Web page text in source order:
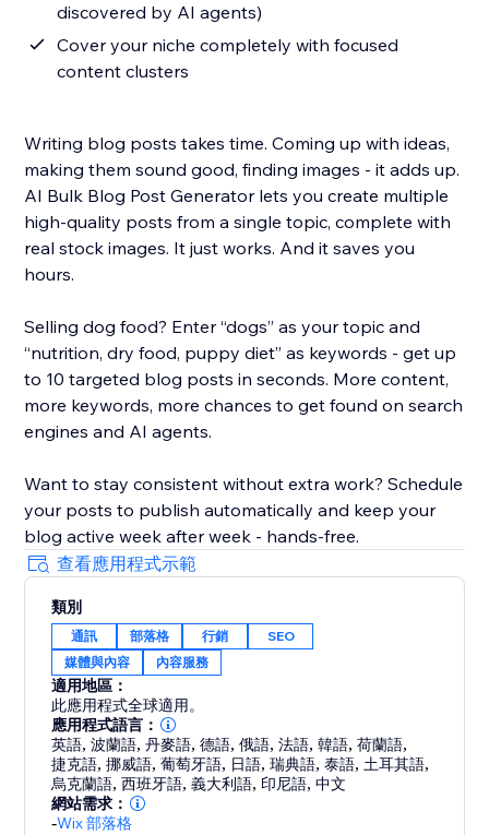
discovered by AI agents)
Cover your niche completely with focused
content clusters
Writing blog posts takes time. Coming up with ideas,
making them sound good, finding images - it adds up.
AI Bulk Blog Post Generator lets you create multiple
high-quality posts from a single topic, complete with
real stock images. It just works. And it saves you
hours.
Selling dog food? Enter “dogs” as your topic and
“nutrition, dry food, puppy diet” as keywords - get up
to 10 targeted blog posts in seconds. More content,
more keywords, more chances to get found on search
engines and AI agents.
Want to stay consistent without extra work? Schedule
your posts to publish automatically and keep your
blog active week after week - hands-free.
查看應用程式示範
類別
通訊 部落格 行銷
SEO
媒體與內容
內容服務
適用地區：
此應用程式全球適用。
應用程式語言：
英語,波蘭語,丹麥語,德語,俄語,法語,韓語,荷蘭語,
捷克語,挪威語,葡萄牙語, 日語,瑞典語,泰語, 土耳其語,
烏克蘭語,西班牙語,義大利語, 印尼語,中文
網站需求：
-Wix 部落格